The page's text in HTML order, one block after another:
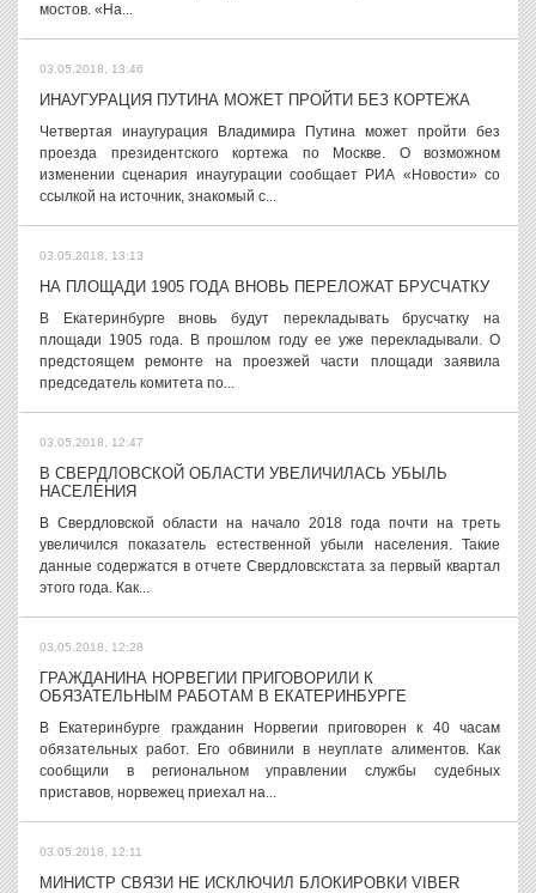
мостов. «На...
03.05.2018, 13:46
ИНАУГУРАЦИЯ ПУТИНА МОЖЕТ ПРОЙТИ БЕЗ КОРТЕЖА
Четвертая инаугурация Владимира Путина может пройти без
проезда президентского кортежа по Москве. О возможном
изменении сценария инаугурации сообщает РИА «Новости» со
ссылкой на источник, знакомый с...
03.05.2018, 13:13
НА ПЛОЩАДИ 1905 ГОДА ВНОВЬ ПЕРЕЛОЖАТ БРУСЧАТКУ
В Екатеринбурге вновь будут перекладывать брусчатку на
площади 1905 года. В прошлом году ее уже перекладывали. О
предстоящем ремонте на проезжей части площади заявила
председатель комитета по...
03.05.2018, 12:47
В СВЕРДЛОВСКОЙ ОБЛАСТИ УВЕЛИЧИЛАСЬ УБЫЛЬ
НАСЕЛЕНИЯ
В Свердловской области на начало 2018 года почти на треть
увеличился показатель естественной убыли населения. Такие
данные содержатся в отчете Свердловскстата за первый квартал
этого года. Как...
03.05.2018, 12:28
ГРАЖДАНИНА НОРВЕГИИ ПРИГОВОРИЛИ К
ОБЯЗАТЕЛЬНЫМ РАБОТАМ В ЕКАТЕРИНБУРГЕ
В Екатеринбурге гражданин Норвегии приговорен к 40 часам
обязательных работ. Его обвинили в неуплате алиментов. Как
сообщили в региональном управлении службы судебных
приставов, норвежец приехал на...
03.05.2018, 12:11
МИНИСТР СВЯЗИ НЕ ИСКЛЮЧИЛ БЛОКИРОВКИ VIBER